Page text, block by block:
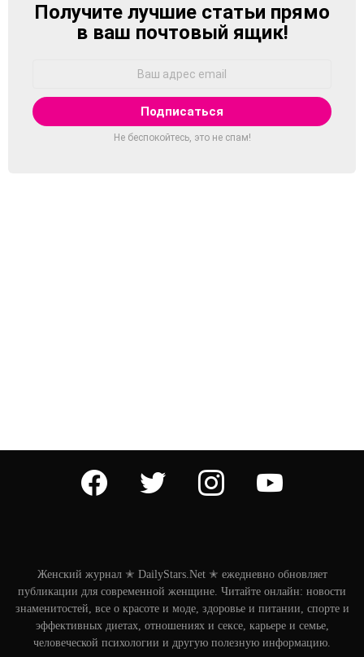
NEWSLETTER
Получите лучшие статьи прямо
в ваш почтовый ящик!
Не беспокойтесь, это не спам!
facebook twitter instagram youtube
Женский журнал ✭ DailyStars.Net ✭ ежедневно обновляет
публикации для современной женщине. Читайте онлайн: новости
знаменитостей, все о красоте и моде, здоровье и питании, спорте и
эффективных диетах, отношениях и сексе, карьере и семье,
человеческой психологии и другую полезную информацию.